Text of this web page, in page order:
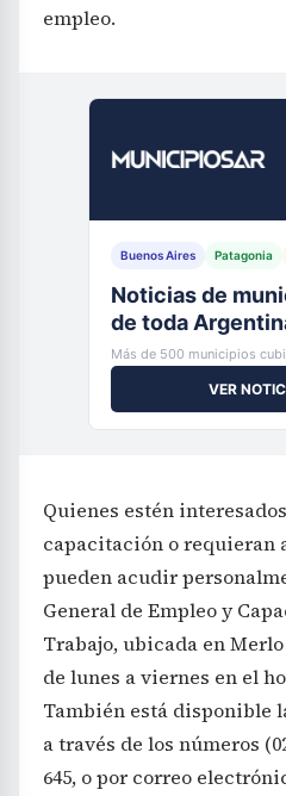
empleo.
Buenos Aires Patagonia
Noticias de
de toda
Más de 500 municipios
VER
Quienes estén
capacitación o requieran
pueden acudir
General de Empleo y
Trabajo, ubicada en
de lunes a viernes en el
También está disponible
a través de los números
645, o por correo